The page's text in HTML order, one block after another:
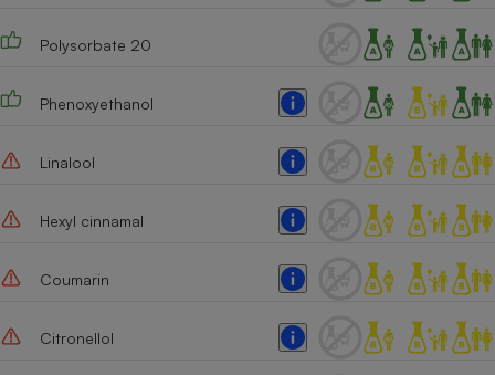
Polysorbate 20
Phenoxyethanol
Linalool
Hexyl cinnamal
Coumarin
Citronellol